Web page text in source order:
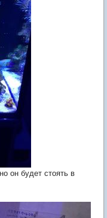
он будет стоять в